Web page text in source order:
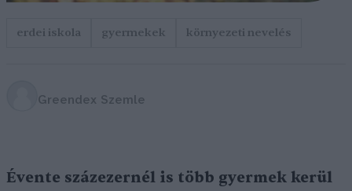
erdei iskola gyermekek környezeti nevelés
Greendex Szemle
Évente százezernél is több gyermek kerül